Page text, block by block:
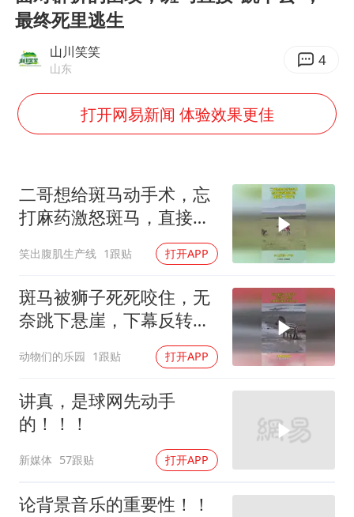
2025年小学教师减少13.19万
白海豚或提早3小时登陆
上海大部迎大暴雨
武契奇会见泽连斯基有何意图
“伊斯兰版北约”出现
以军士兵把枪口对准中国记者
最终死里逃生
山川笑笑
山东 4
打开网易新闻 体验效果更佳
二哥想给斑马动手术，忘
打麻药激怒斑马，直接被
笑出腹肌生产线 1跟贴 打开APP
斑马被狮子死死咬住，无
奈跳下悬崖，下幕反转来
动物们的乐园 1跟贴 打开APP
讲真，是球网先动手
的！！！
新媒体 57跟贴 打开APP
论背景音乐的重要性！！